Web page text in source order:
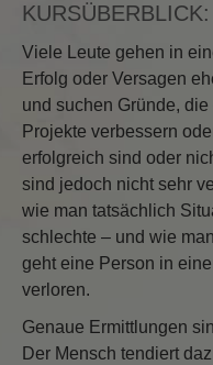
Viele Leute gehen in
Erfolg oder Versagen
und suchen Gründe,
Projekte verbessern
erfolgreich sind oder
sind jedoch nicht sehr
wie man tatsächlich
schlechte – und wie
geht eine Person in
verloren.
Genaue Ermittlungen
Der Mensch tendiert